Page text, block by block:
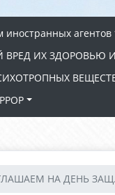
иностранных агентов
ИХ ЗДОРОВЬЮ
НА ДЕНЬ